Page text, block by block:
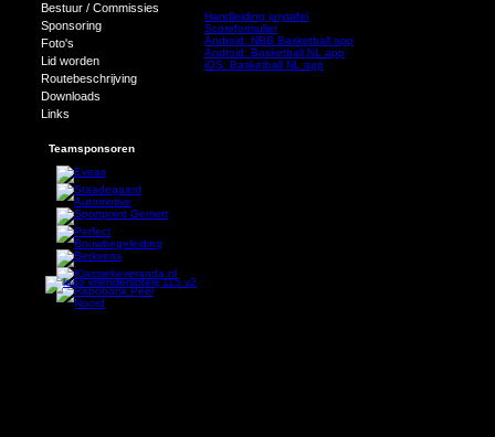
Bestuur / Commissies
Sponsoring
Foto's
Lid worden
Routebeschrijving
Downloads
Links
Teamsponsoren
Handleiding jurytafel
Scoreformulier
Android: NBB Basketball app
Android: Basketball NL app
iOS: Basketball NL app